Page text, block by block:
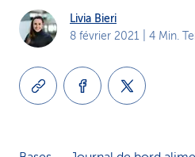
e
Livia Bieri
8 février 2021 | 4 Min.